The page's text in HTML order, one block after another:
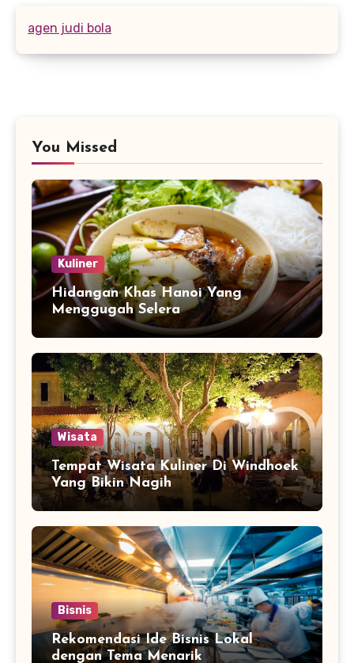
agen judi bola
You Missed
Kuliner
Hidangan Khas Hanoi Yang
Menggugah Selera
Wisata
Tempat Wisata Kuliner Di Windhoek
Yang Bikin Nagih
Bisnis
Rekomendasi Ide Bisnis Lokal
dengan Tema Menarik